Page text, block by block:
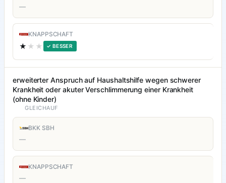
—
KNAPPSCHAFT
★ ★★ ✓ BESSER
erweiterter Anspruch auf Haushaltshilfe wegen schwerer
Krankheit oder akuter Verschlimmerung einer Krankheit
(ohne Kinder)
GLEICHAUF
BKK SBH
—
KNAPPSCHAFT
—